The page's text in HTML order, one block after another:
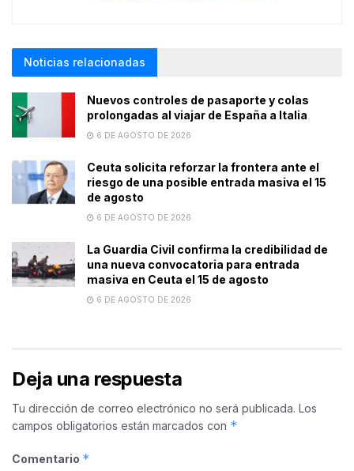
Noticias relacionadas
Nuevos controles de pasaporte y colas
prolongadas al viajar de España a Italia
6 DE AGOSTO DE 2026
Ceuta solicita reforzar la frontera ante el
riesgo de una posible entrada masiva el 15
de agosto
6 DE AGOSTO DE 2026
La Guardia Civil confirma la credibilidad de
una nueva convocatoria para entrada
masiva en Ceuta el 15 de agosto
6 DE AGOSTO DE 2026
Deja una respuesta
Tu dirección de correo electrónico no será publicada. Los
campos obligatorios están marcados con *
Comentario *